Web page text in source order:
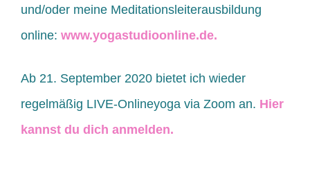
und/oder meine Meditationsleiterausbildung
online: www.yogastudioonline.de.
Ab 21. September 2020 bietet ich wieder
regelmäßig LIVE-Onlineyoga via Zoom an. Hier
kannst du dich anmelden.